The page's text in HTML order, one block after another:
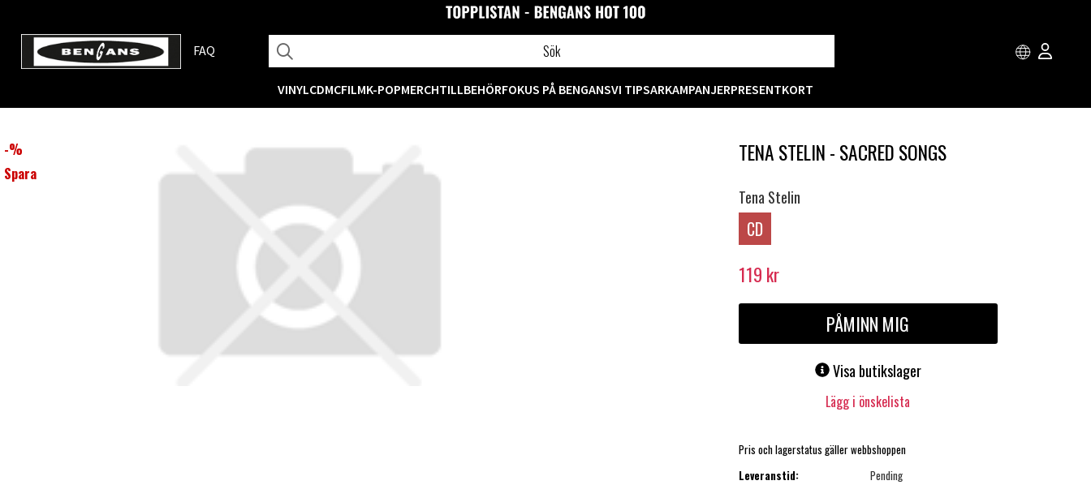
FAQ
VINYLCDMCFILMK-POPMERCHTILLBEHÖRFOKUS PÅ BENGANSVI TIPSARKAMPANJERPRESENTKORT
-%
Spara
TENA STELIN - SACRED SONGS
Tena Stelin
CD
119 kr
PÅMINN MIG
Visa butikslager
Lägg i önskelista
Pris och lagerstatus gäller webbshoppen
Leveranstid:
Pending